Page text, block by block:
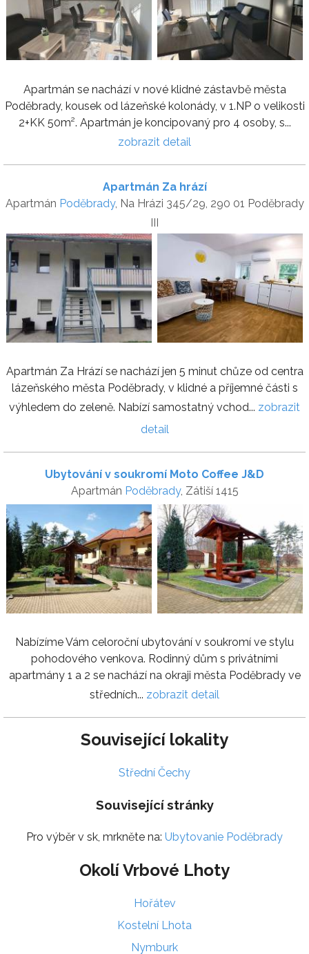
Apartmán se nachází v nové klidné zástavbě města
Poděbrady, kousek od lázeňské kolonády, v 1.NP o velikosti
2+KK 50m². Apartmán je koncipovaný pro 4 osoby, s...
zobrazit detail
Apartmán Za hrází
Apartmán Poděbrady, Na Hrázi 345/29, 290 01 Poděbrady
III
Apartmán Za Hrází se nachází jen 5 minut chůze od centra
lázeňského města Poděbrady, v klidné a příjemné části s
výhledem do zeleně. Nabízí samostatný vchod... zobrazit
detail
Ubytování v soukromí Moto Coffee J&D
Apartmán Poděbrady, Zátiší 1415
Nabízíme Vám celoroční ubytování v soukromí ve stylu
pohodového venkova. Rodinný dům s privátními
apartmány 1 a 2 se nachází na okraji města Poděbrady ve
středních... zobrazit detail
Související lokality
Střední Čechy
Související stránky
Pro výběr v sk, mrkněte na: Ubytovanie Poděbrady
Okolí Vrbové Lhoty
Hořátev
Kostelní Lhota
Nymburk